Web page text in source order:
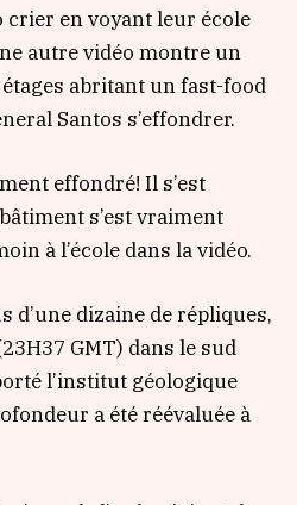
crier en voyant leur école
autre vidéo montre un
abritant un fast-food
Santos s’effondrer.
effondré! Il s’est
s’est vraiment
à l’école dans la vidéo.
d’une dizaine de répliques,
GMT) dans le sud
l’institut géologique
a été réévaluée à